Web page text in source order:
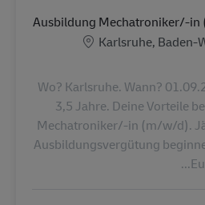
Ausbildung Mechatroniker/-
Karlsruhe, Baden-
Wo? Karlsruhe. Wann?
3,5 Jahre. Deine Vorteile
Mechatroniker/-in (m/w/d).
Ausbildungsvergütung